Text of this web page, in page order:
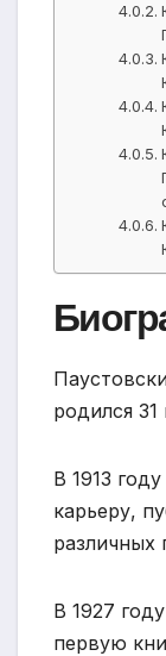
родился
В 1913
карьеру,
различных
В 1927
первую